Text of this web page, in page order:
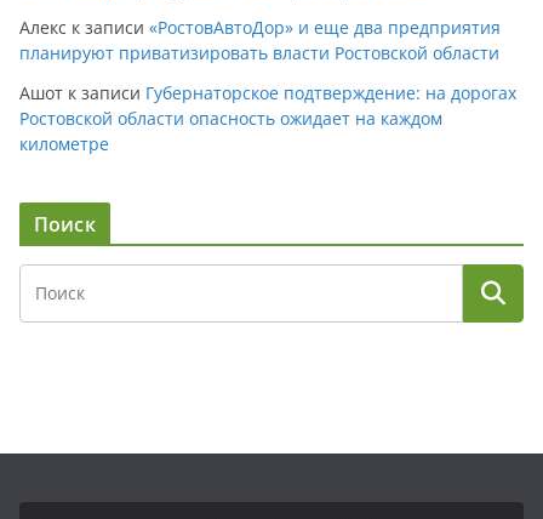
Алекс к записи «РостовАвтоДор» и еще два предприятия
планируют приватизировать власти Ростовской области
Ашот к записи Губернаторское подтверждение: на дорогах
Ростовской области опасность ожидает на каждом
километре
Поиск